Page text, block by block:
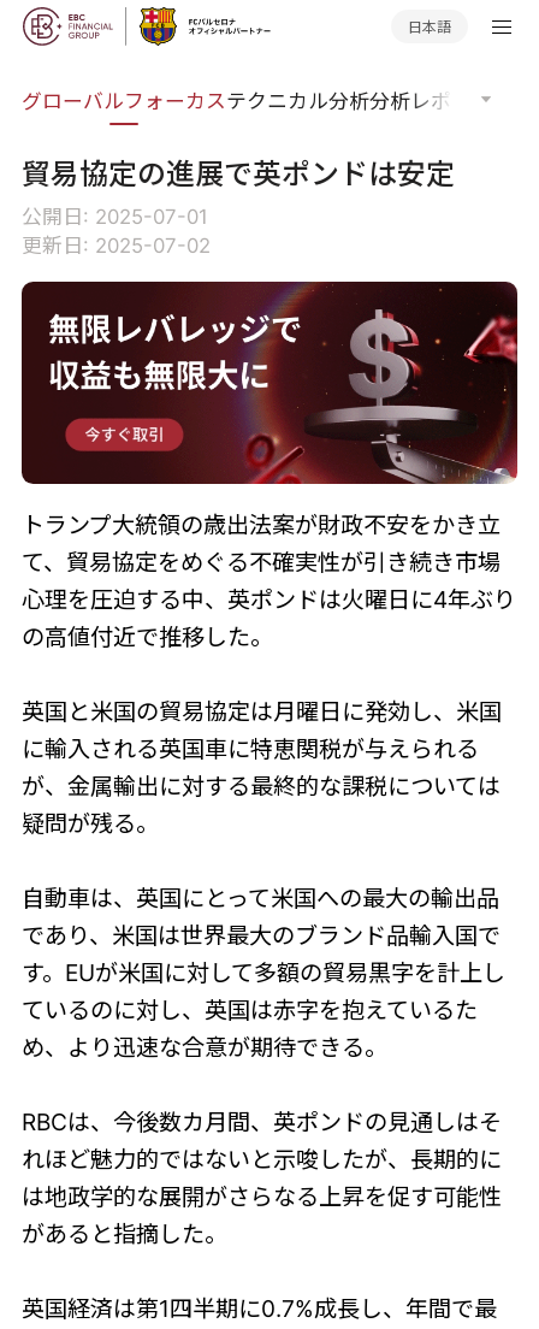
日本語
グローバルフォーカステクニカル分析分析レポート
貿易協定の進展で英ポンドは安定
公開日: 2025-07-01
更新日: 2025-07-02
トランプ大統領の歳出法案が財政不安をかき立
て、貿易協定をめぐる不確実性が引き続き市場
心理を圧迫する中、英ポンドは火曜日に4年ぶり
の高値付近で推移した。
英国と米国の貿易協定は月曜日に発効し、米国
に輸入される英国車に特恵関税が与えられる
が、金属輸出に対する最終的な課税については
疑問が残る。
自動車は、英国にとって米国への最大の輸出品
であり、米国は世界最大のブランド品輸入国で
す。EUが米国に対して多額の貿易黒字を計上し
ているのに対し、英国は赤字を抱えているた
め、より迅速な合意が期待できる。
RBCは、今後数カ月間、英ポンドの見通しはそ
れほど魅力的ではないと示唆したが、長期的に
は地政学的な展開がさらなる上昇を促す可能性
があると指摘した。
英国経済は第1四半期に0.7%成長し、年間で最